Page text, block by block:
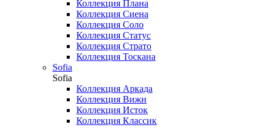
Коллекция Плана
Коллекция Сиена
Коллекция Соло
Коллекция Статус
Коллекция Страто
Коллекция Тоскана
Sofia
Sofia
Коллекция Аркада
Коллекция Вижн
Коллекция Исток
Коллекция Классик